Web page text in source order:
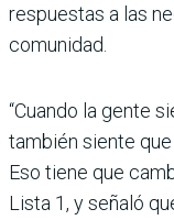
respuestas a las
comunidad.
“Cuando la gente
también siente
Eso tiene que
Lista 1, y señaló